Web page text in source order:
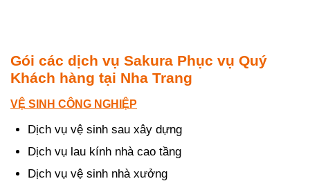
Gói các dịch vụ Sakura Phục vụ Quý
Khách hàng tại Nha Trang
VỆ SINH CÔNG NGHIỆP
Dịch vụ vệ sinh sau xây dựng
Dịch vụ lau kính nhà cao tầng
Dịch vụ vệ sinh nhà xưởng